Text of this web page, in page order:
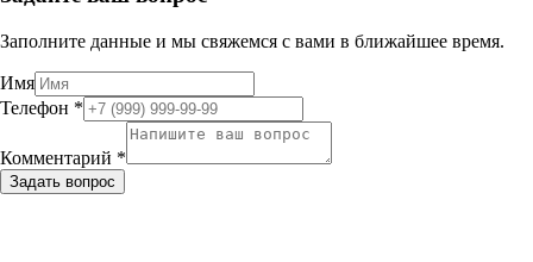
Заполните данные и мы свяжемся с вами в ближайшее время.
Имя
Телефон *
Комментарий *
Задать вопрос